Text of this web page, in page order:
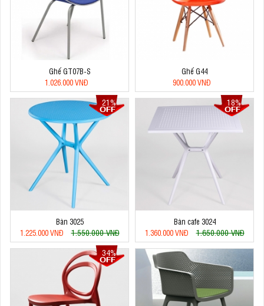
Ghế GT07B-S
1.026.000 VNĐ
Ghế G44
900.000 VNĐ
21%
Bàn 3025
1.225.000 VNĐ
1.550.000 VNĐ
18%
Bàn cafe 3024
1.360.000 VNĐ
1.650.000 VNĐ
34%